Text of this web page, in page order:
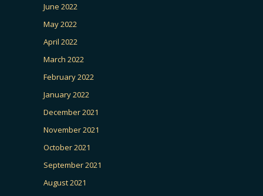
June 2022
May 2022
April 2022
March 2022
February 2022
January 2022
December 2021
November 2021
October 2021
September 2021
August 2021